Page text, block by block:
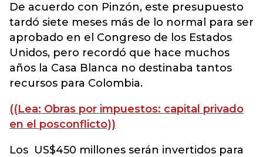
De acuerdo con Pinzón, este presupuesto
tardó siete meses más de lo normal para ser
aprobado en el Congreso de los Estados
Unidos, pero recordó que hace muchos
años la Casa Blanca no destinaba tantos
recursos para Colombia.
((Lea: Obras por impuestos: capital privado
en el posconflicto))
Los US$450 millones serán invertidos para